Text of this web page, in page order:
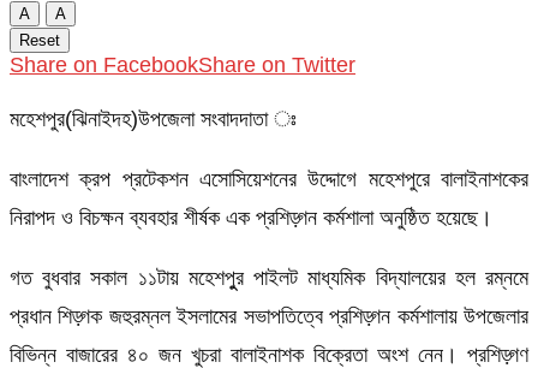
A
A
Reset
Share on FacebookShare on Twitter
মহেশপুর(ঝিনাইদহ)উপজেলা সংবাদদাতা ঃ
বাংলাদেশ ক্রপ প্রটেকশন এসোসিয়েশনের উদ্দোগে মহেশপুরে বালাইনাশকের
নিরাপদ ও বিচক্ষন ব্যবহার শীর্ষক এক প্রশিড়্গন কর্মশালা অনুষ্ঠিত হয়েছে।
গত বুধবার সকাল ১১টায় মহেশপুুর পাইলট মাধ্যমিক বিদ্যালয়ের হল রম্নমে
প্রধান শিড়্গক জহুরম্নল ইসলামের সভাপতিত্বে প্রশিড়্গন কর্মশালায় উপজেলার
বিভিন্ন বাজারের ৪০ জন খুচরা বালাইনাশক বিক্রেতা অংশ নেন। প্রশিড়্গণ